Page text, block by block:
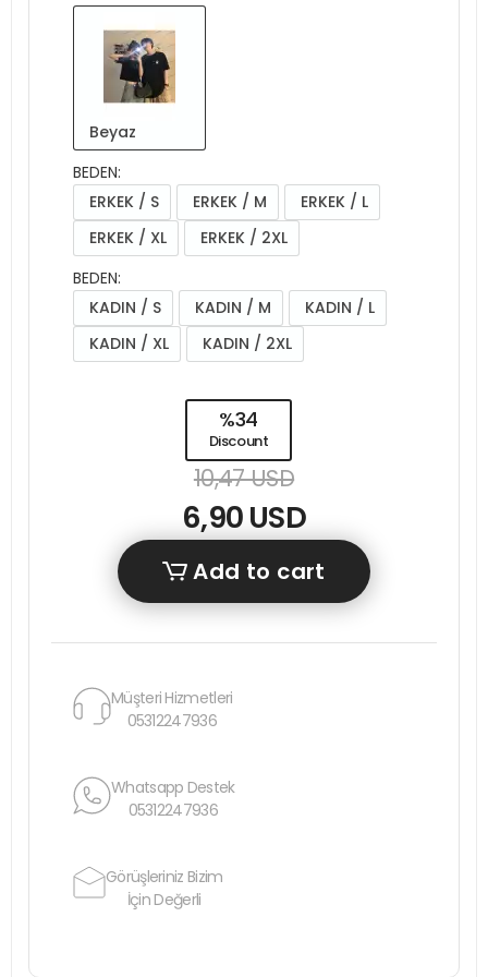
Beyaz
BEDEN:
ERKEK / S
ERKEK / M
ERKEK / L
ERKEK / XL
ERKEK / 2XL
BEDEN:
KADIN / S
KADIN / M
KADIN / L
KADIN / XL
KADIN / 2XL
%34
Discount
10,47 USD
6,90 USD
Add to cart
Müşteri Hizmetleri
05312247936
Whatsapp Destek
05312247936
Görüşleriniz Bizim
İçin Değerli